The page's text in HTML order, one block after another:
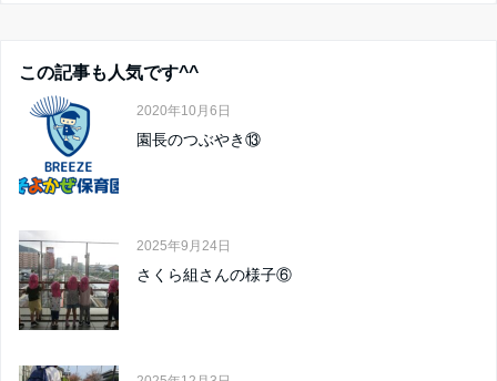
この記事も人気です^^
2020年10月6日
園長のつぶやき⑬
2025年9月24日
さくら組さんの様子⑥